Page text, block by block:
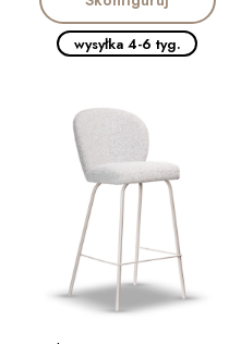
wysyłka 4-6 tyg.